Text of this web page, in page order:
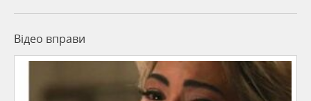
Відео вправи